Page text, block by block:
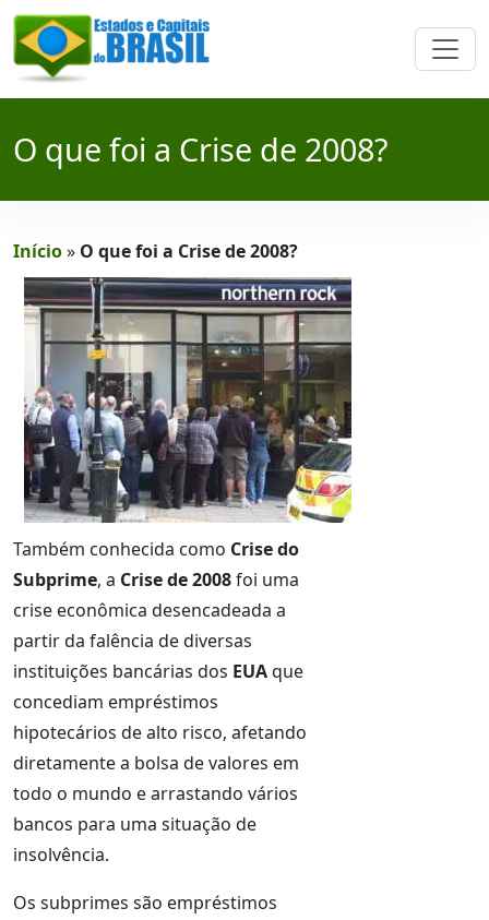
O que foi a Crise de 2008?
Início» O que foi a Crise de 2008?
Também conhecida como Crise do
Subprime, a Crise de 2008foi uma
crise econômica desencadeada a
partir da falência de diversas
instituições bancárias dos EUAque
concediam empréstimos
hipotecários de alto risco, afetando
diretamente a bolsa de valores em
todo o mundo e arrastando vários
bancos para uma situação de
insolvência.
Os subprimes são empréstimos